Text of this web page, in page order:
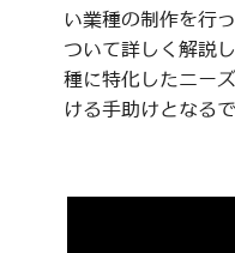
い業種の制作を行
ついて詳しく解説
種に特化したニー
ける手助けとなるで